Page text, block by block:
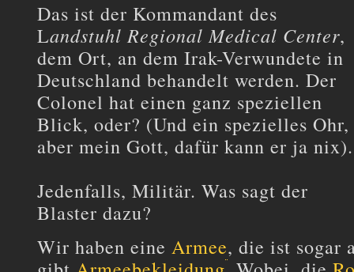
Das ist der Kommandant des
Landstuhl Regional Medical Center,
dem Ort, an dem Irak-Verwundete in
Deutschland behandelt werden. Der
Colonel hat einen ganz speziellen
Blick, oder? (Und ein spezielles Ohr,
aber mein Gott, dafür kann er ja nix).
Jedenfalls, Militär. Was sagt der
Blaster dazu?
Wir haben eineArmee, die ist sogar